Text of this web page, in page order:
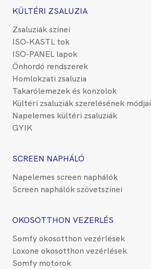
KÜLTÉRI ZSALUZIA
Zsaluziák színei
ISO-KASTL tok
ISO-PANEL lapok
Önhordó rendszerek
Homlokzati zsaluzia
Takarólemezek és konzolok
Kültéri zsaluziák szerelésének módjai
Napelemes kültéri zsaluziák
GYIK
SCREEN NAPHÁLÓ
Napelemes screen naphálók
Screen naphálók szövetszínei
OKOSOTTHON VEZERLÉS
Somfy okosotthon vezérlések
Loxone okosotthon vezérlések
Somfy motorok